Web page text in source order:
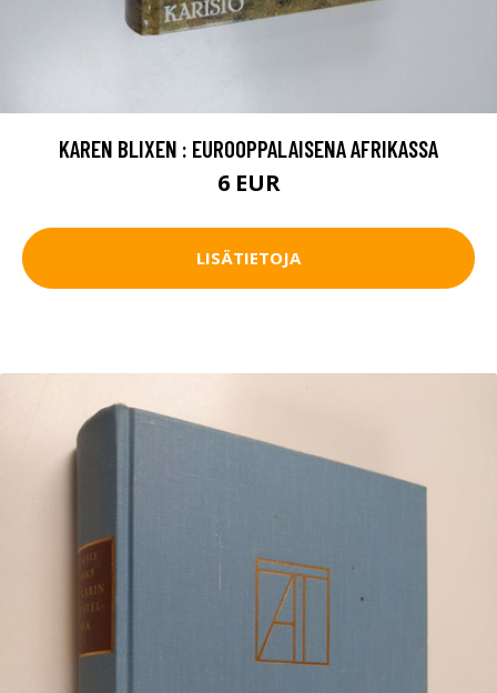
KAREN BLIXEN : EUROOPPALAISENA AFRIKASSA
6 EUR
LISÄTIETOJA